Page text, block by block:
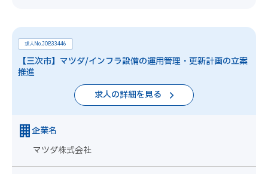
求人No.JOB33446
【三次市】マツダ/インフラ設備の運用管理・更新計画の立案
推進
求人の詳細を見る
企業名
マツダ株式会社